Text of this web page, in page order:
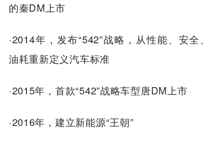
的秦DM上市
·2014年，发布“542”战略，从性能、安全、
油耗重新定义汽车标准
·2015年，首款“542”战略车型唐DM上市
·2016年，建立新能源“王朝”